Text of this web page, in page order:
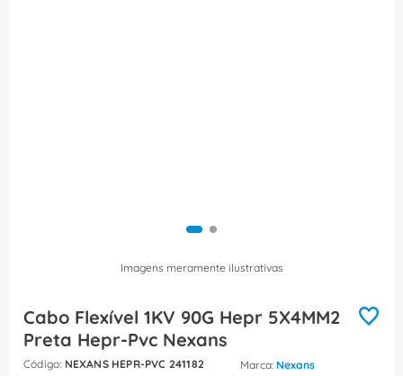
Imagens meramente ilustrativas
Cabo Flexível 1KV 90G Hepr 5X4MM2
Preta Hepr-Pvc Nexans
: NEXANS HEPR-PVC 241182 Nexans